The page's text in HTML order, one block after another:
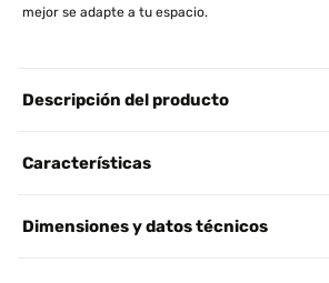
mejor se adapte a tu espacio.
Descripción del producto
Características
Dimensiones y datos técnicos